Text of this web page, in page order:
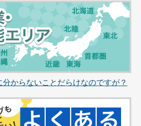
分からないことだらけなのですが？